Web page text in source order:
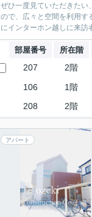
ぜひ一度見ていただきたい
ので、広々と空間を利用す
にインターホン越しに来訪
部屋番号 所在階
207 2階
106 1階
208 2階
アパート